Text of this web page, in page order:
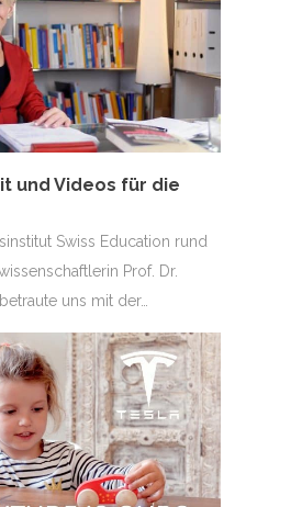
und Videos für die
Swiss Education rund
Prof. Dr.
uns mit der…